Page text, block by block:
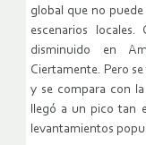
global que no
escenarios
disminuido en
Ciertamente. Pero
y se compara con
llegó a un pico tan
levantamientos